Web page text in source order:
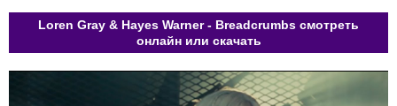
Loren Gray & Hayes Warner - Breadcrumbs смотреть
онлайн или скачать